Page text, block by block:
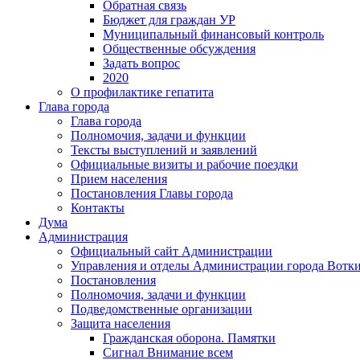
Обратная связь
Бюджет для граждан УР
Муниципальный финансовый контроль
Общественные обсуждения
Задать вопрос
2020
О профилактике гепатита
Глава города
Глава города
Полномочия, задачи и функции
Тексты выступлений и заявлений
Официальные визиты и рабочие поездки
Прием населения
Постановления Главы города
Контакты
Дума
Администрация
Официальный сайт Администрации
Управления и отделы Администрации города
Постановления
Полномочия, задачи и функции
Подведомственные организации
Защита населения
Гражданская оборона. Памятки
Сигнал Внимание всем